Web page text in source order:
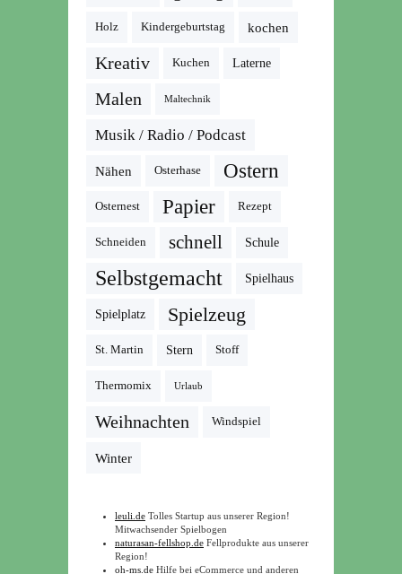
Holz Kindergeburtstag kochen
Kreativ Kuchen Laterne
Malen Maltechnik
Musik / Radio / Podcast
Nähen Osterhase Ostern
Osternest Papier Rezept
Schneiden schnell Schule
Selbstgemacht Spielhaus
Spielplatz Spielzeug
St. Martin Stern Stoff
Thermomix Urlaub
Weihnachten Windspiel
Winter
leuli.de Tolles Startup aus unserer Region!
Mitwachsender Spielbogen
naturasan-fellshop.de Fellprodukte aus unserer
Region!
oh-ms.de Hilfe bei eCommerce und anderen